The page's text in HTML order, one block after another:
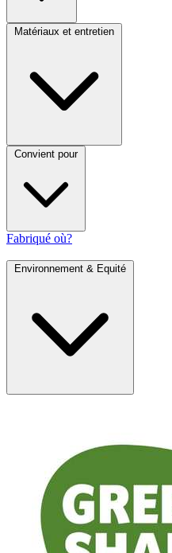
Matériaux et entretien
Convient pour
Fabriqué où?
Environnement & Equité